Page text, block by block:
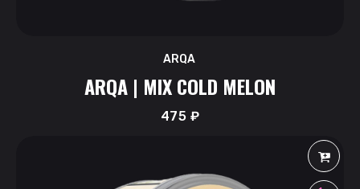
ARQA
ARQA | MIX COLD MELON
475 ₽